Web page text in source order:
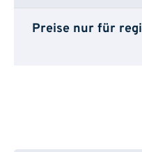
Preise nur für